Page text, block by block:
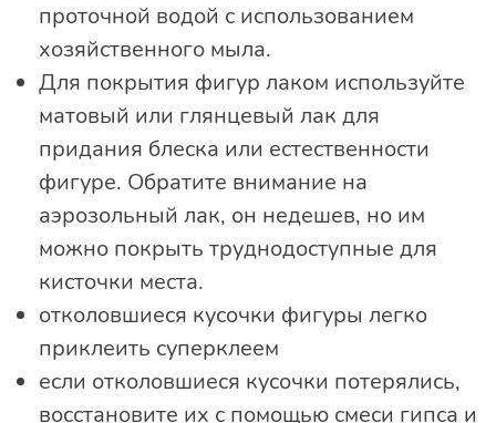
проточной водой с использованием
хозяйственного мыла.
Для покрытия фигур лаком используйте
матовый или глянцевый лак для
придания блеска или естественности
фигуре. Обратите внимание на
аэрозольный лак, он недешев, но им
можно покрыть труднодоступные для
кисточки места.
отколовшиеся кусочки фигуры легко
приклеить суперклеем
если отколовшиеся кусочки потерялись,
восстановите их с помощью смеси гипса и